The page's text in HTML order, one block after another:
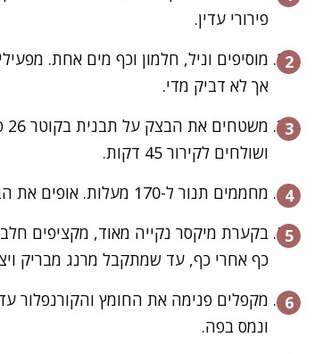
פירורי עדין.
מוסיפים וניל, חלמון וכף מים אחת.
אך לא דביק מדי.
ושולחים לקירור 45 דקות.
מחממים תנור ל-170 מעלות. אופים את הבצק 20-25 דקות עד שהוא זהוב בהיר. מצננים לגמרי.
בקערת מיקסר נקייה מאוד, מקציפים
כף אחרי כף, עד שמתקבל מרנג מבריק ויציב
מקפלים פנימה את החומץ והקורנפלור
ונמס בפה.